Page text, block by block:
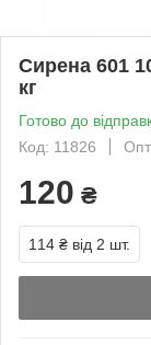
Сирена 601
кг
Готово до
Код: 11826
Опт
120 ₴
114 ₴ від 2 шт.